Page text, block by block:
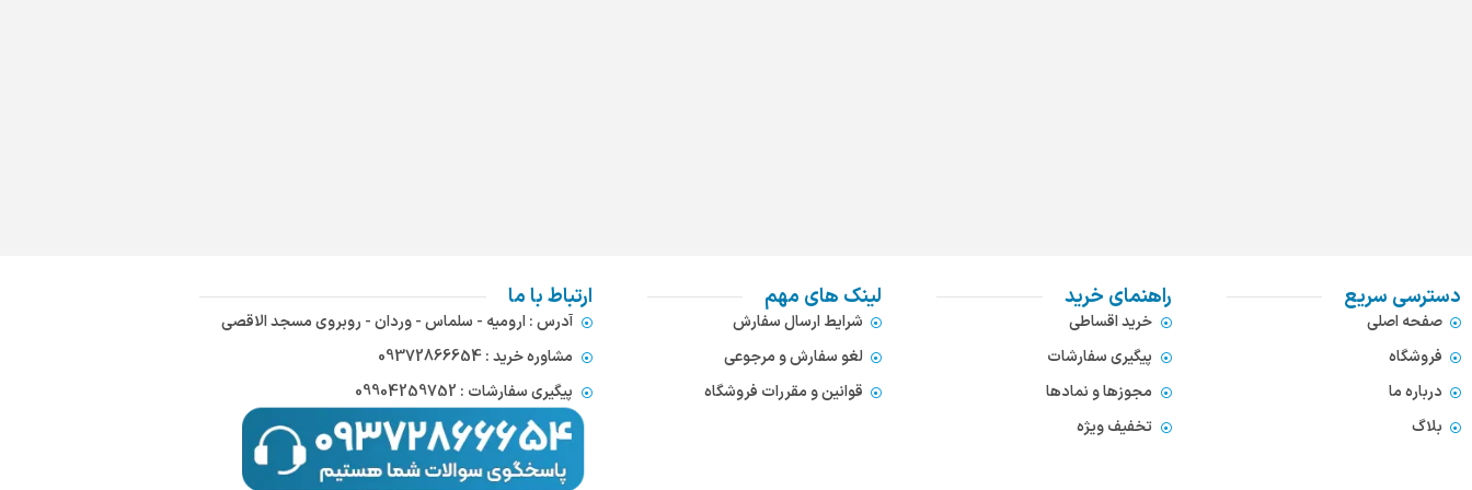
دسترسی سریع
صفحه اصلی
فروشگاه
درباره ما
بلاگ
راهنمای خرید
خرید اقساطی
پیگیری سفارشات
مجوزها و نمادها
تخفیف ویژه
لینک های مهم
شرایط ارسال سفارش
لغو سفارش و مرجوعی
قوانین و مقررات فروشگاه
ارتباط با ما
آدرس : ارومیه - سلماس - وردان - روبروی مسجد الاقصی
مشاوره خرید : 09372866654
پیگیری سفارشات : 09904259752